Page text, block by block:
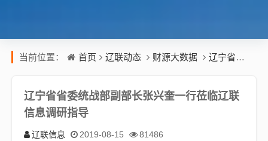
当前位置： 首页 辽联动态 财源大数据 辽宁省省委统战部副部长张兴奎一行莅临辽联信息调研指导
辽宁省省委统战部副部长张兴奎一行莅临辽联
信息调研指导
辽联信息 2019-08-15 81486